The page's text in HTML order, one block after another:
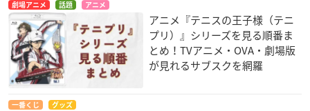
劇場アニメ 話題 アニメ
アニメ『テニスの王子様（テニ
プリ）』シリーズを見る順番ま
とめ！TVアニメ・OVA・劇場版
が見れるサブスクを網羅
一番くじ グッズ